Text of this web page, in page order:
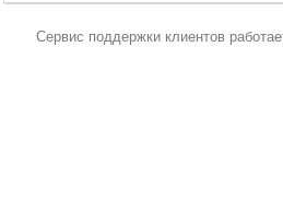
Сервис поддержки клиентов